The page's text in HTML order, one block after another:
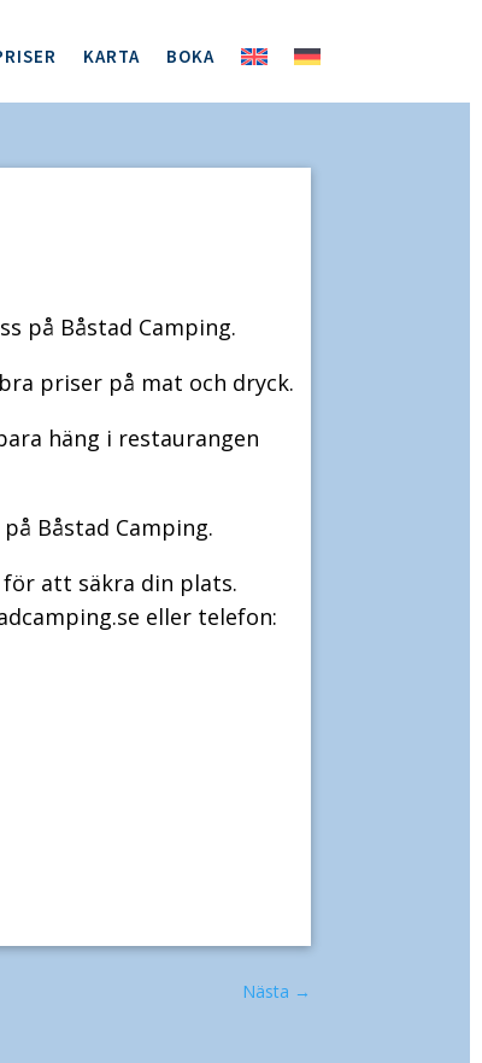
KARTA BOKA
på Båstad Camping.
priser på mat och dryck.
häng i restaurangen
Båstad Camping.
att säkra din plats.
eller telefon:
Nästa →